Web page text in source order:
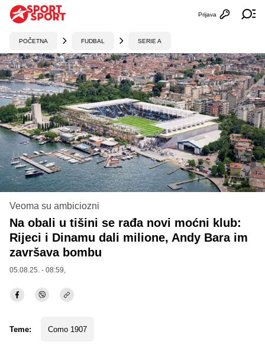
Otvori
Prijava
POČETNA FUDBAL SERIE A
Veoma su ambiciozni
Na obali u tišini se rađa novi moćni klub:
Rijeci i Dinamu dali milione, Andy Bara im
završava bombu
05.08.25. - 08:59,
Teme: Como 1907